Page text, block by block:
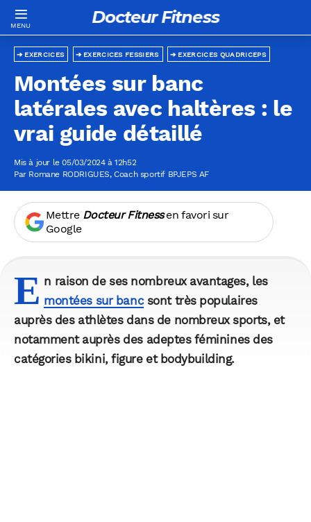
Docteur Fitness
EXERCICES QUADRICEPS
EXERCICES EXERCICES FESSIERS
Montées sur banc
latérales avec haltères : le
vrai guide détaillé
Mis à jour le 05/03/2024 à 12h52
Par Romane RODRIGUES, Coach sportif BPJEPS AF
Mettre Docteur Fitnessen favori sur
Google
E n raison de ses nombreux avantages, les
montées sur bancsont très populaires
auprès des athlètes dans de nombreux sports, et
notamment auprès des adeptes féminines des
catégories bikini, figure et bodybuilding.